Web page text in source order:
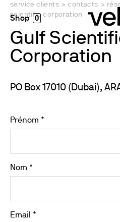
0
service clients > contacts >
scientific corporation
Gulf
Corporation
PO Box 17010 (Dubai),
Prénom *
Nom *
Email *